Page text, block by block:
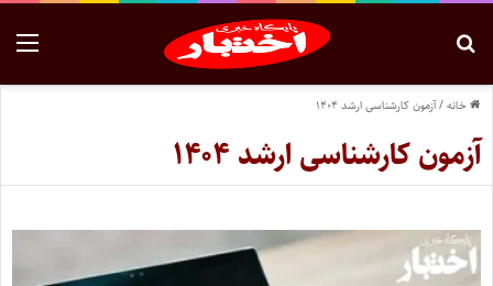
خانه/آزمون کارشناسی ارشد ۱۴۰۴
آزمون کارشناسی ارشد ۱۴۰۴